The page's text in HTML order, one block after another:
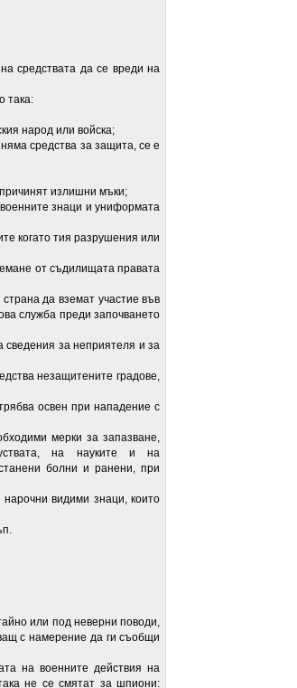
да се вреди на
така:
народ или войска;
средства за защита, се е
излишни мъки;
знаци и униформата
когато тия разрушения или
от съдилищата правата
да вземат участие във
служба преди започването
за неприятеля и за
незащитените градове,
освен при нападение с
мерки за запазване,
на науките и на
болни и ранени, при
видими знаци, които
или под неверни поводи,
с намерение да ги съобщи
на военните действия на
не се смятат за шпиони: